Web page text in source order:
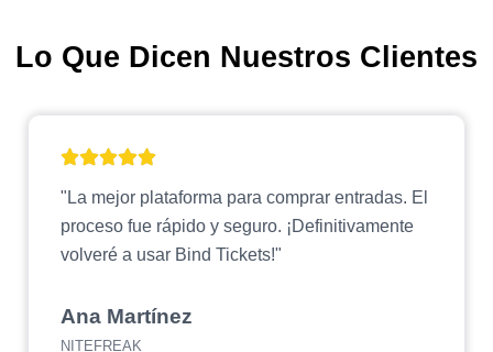
Lo Que Dicen Nuestros Clientes
"La mejor plataforma para comprar entradas. El
proceso fue rápido y seguro. ¡Definitivamente
volveré a usar Bind Tickets!"
Ana Martínez
NITEFREAK